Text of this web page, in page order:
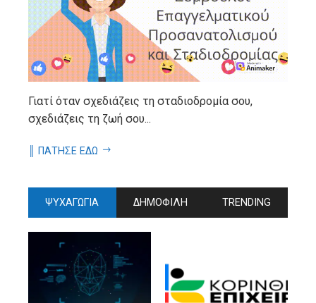
Γιατί όταν σχεδιάζεις τη σταδιοδρομία σου,
σχεδιάζεις τη ζωή σου...
║ ΠΑΤΗΣΕ ΕΔΩ
ΨΥΧΑΓΩΓΙΑ ΔΗΜΟΦΙΛΗ TRENDING